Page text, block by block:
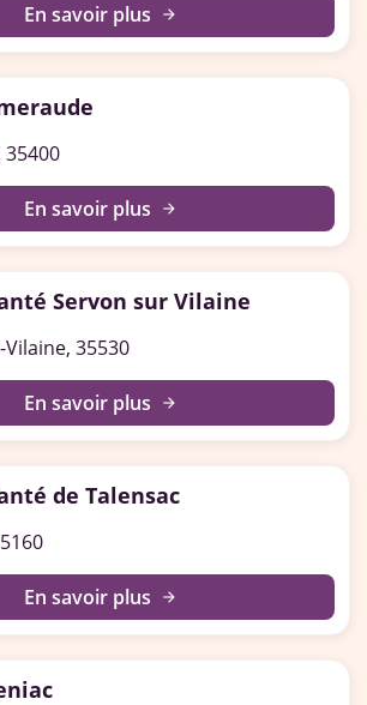
En savoir plus arrow_forward
En savoir plus arrow_forward
Servon sur Vilaine
35530
En savoir plus arrow_forward
de Talensac
En savoir plus arrow_forward